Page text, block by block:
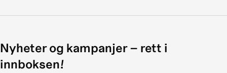
Nyheter og kampanjer – rett i
innboksen!